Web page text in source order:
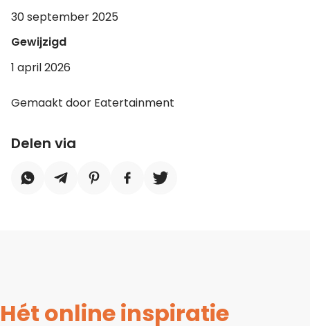
30 september 2025
Gewijzigd
1 april 2026
Gemaakt door Eatertainment
Delen via
Hét online inspiratie